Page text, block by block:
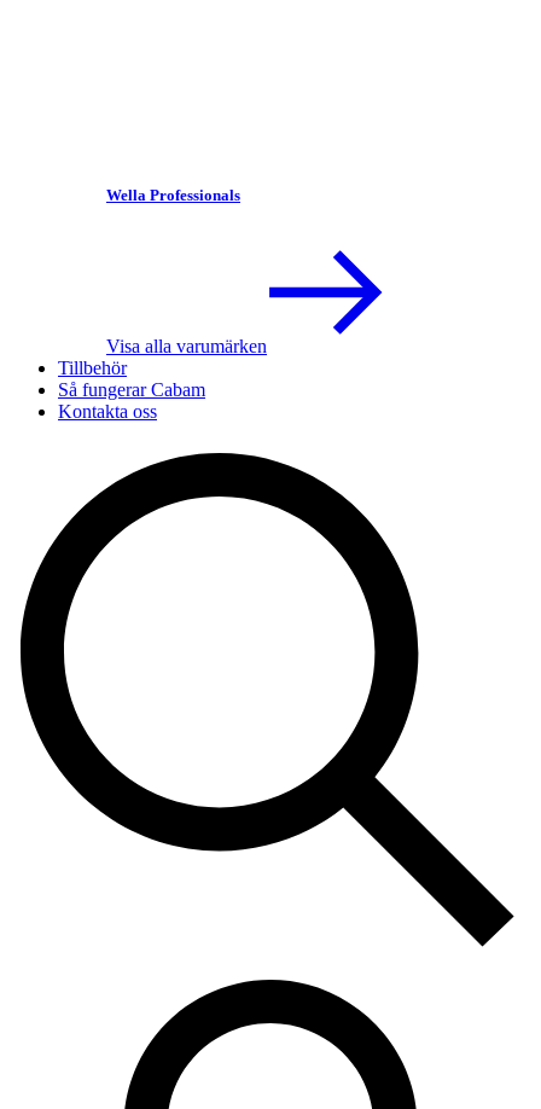
Wella Professionals
Visa alla varumärken
Tillbehör
Så fungerar Cabam
Kontakta oss